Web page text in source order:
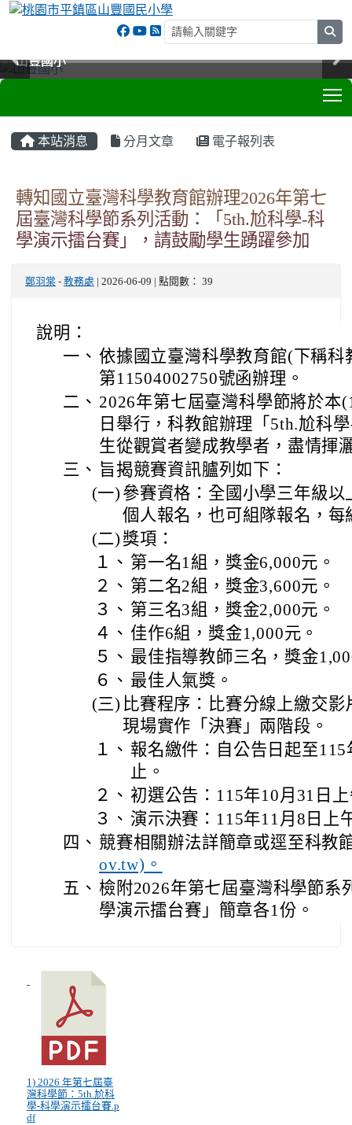
山豐國小
山豐國小
山豐國小
山豐國小
本站消息 分月文章 電子報列表
轉知國立臺灣科學教育館辦理2026年第七
屆臺灣科學節系列活動：「5th.尬科學-科
學演示擂台賽」，請鼓勵學生踴躍參加
鄭羽棠 - 教務處 | 2026-06-09 | 點閱數： 39
說明：
一、 依據國立臺灣科學教育館(下稱
第11504002750號函辦理。
二、 2026年第七屆臺灣科學節將於本
日舉行，科教館辦理「5th.尬科
生從觀賞者變成教學者，盡情揮
三、 旨揭競賽資訊臚列如下：
(一) 參賽資格：全國小學三年級
個人報名，也可組隊報名，每
(二) 獎項：
１、 第一名1組，獎金6,000元。
２、 第二名2組，獎金3,600元。
３、 第三名3組，獎金2,000元。
４、 佳作6組，獎金1,000元。
５、 最佳指導教師三名，獎金
６、 最佳人氣獎。
(三) 比賽程序：比賽分線上繳交
現場實作「決賽」兩階段。
１、 報名繳件：自公告日起至
止。
２、 初選公告：115年10月31日
３、 演示決賽：115年11月8日上
四、 競賽相關辦法詳簡章或逕至科教
ov.tw)。
五、 檢附2026年第七屆臺灣科學節系
學演示擂台賽」簡章各1份。
1) 2026 年第七屆臺
灣科學節：5th.尬科
學-科學演示擂台賽.p
df